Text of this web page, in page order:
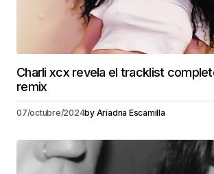
Charli xcx revela el tracklist
remix
07/octubre/2024by Ariadna Escamilla